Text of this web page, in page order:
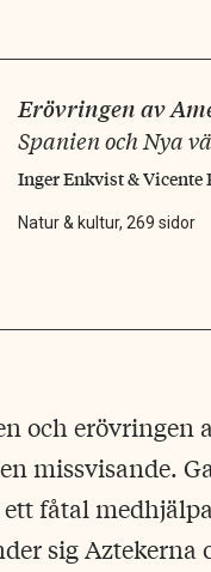
Erövringen av
Spanien och Nya
Inger Enkvist & Vicente
Natur & kultur, 269 sidor
och erövringen
missvisande.
fåtal
sig